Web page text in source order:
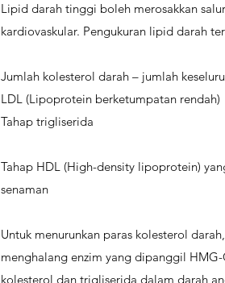
Lipid darah tinggi boleh merosakkan
kardiovaskular. Pengukuran lipid darah
Jumlah kolesterol darah – jumlah
LDL (Lipoprotein berketumpatan rendah)
Tahap trigliserida
Tahap HDL (High-density lipoprotein)
senaman
Untuk menurunkan paras kolesterol
menghalang enzim yang dipanggil
kolesterol dan trigliserida dalam darah